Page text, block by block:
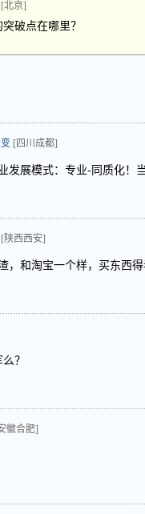
[北京]
破点在哪里？
[四川成都]
发展模式：专业-同质化！
[陕西西安]
，和淘宝一个样，买东西
？
徽合肥]